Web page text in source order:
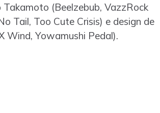
(Beelzebub, VazzRock
Tail, Too Cute Crisis) e design de
Wind, Yowamushi Pedal).